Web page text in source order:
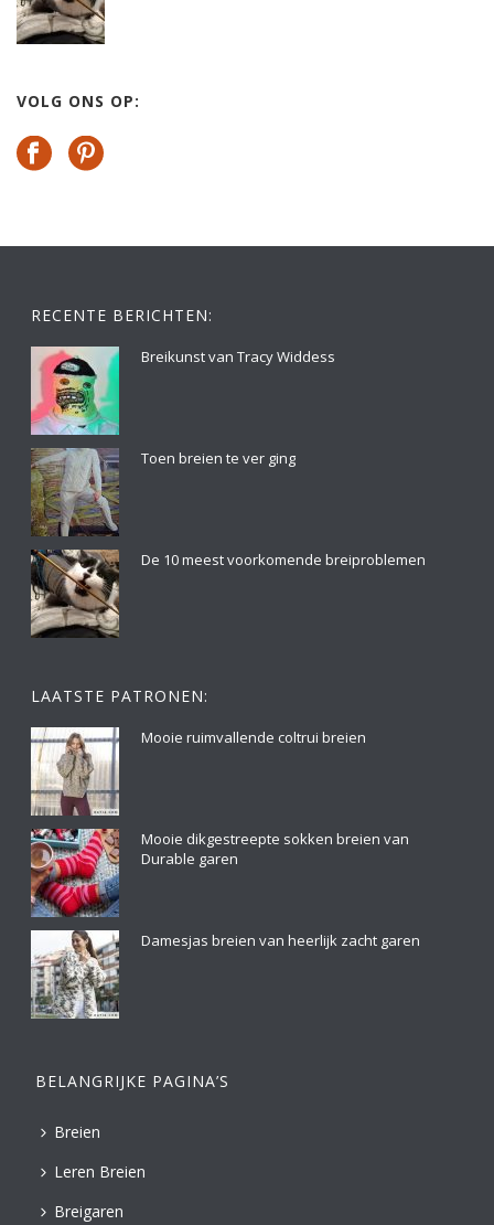
VOLG ONS OP:
RECENTE BERICHTEN:
Breikunst van Tracy Widdess
Toen breien te ver ging
De 10 meest voorkomende breiproblemen
LAATSTE PATRONEN:
Mooie ruimvallende coltrui breien
Mooie dikgestreepte sokken breien van
Durable garen
Damesjas breien van heerlijk zacht garen
BELANGRIJKE PAGINA’S
Breien
Leren Breien
Breigaren